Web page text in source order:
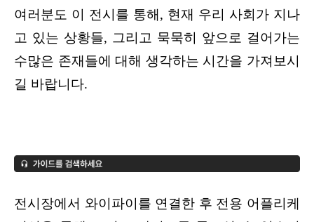
여러분도 이 전시를 통해, 현재 우리 사회가 지나
고 있는 상황들, 그리고 묵묵히 앞으로 걸어가는
수많은 존재들에 대해 생각하는 시간을 가져보시
길 바랍니다.
전시장에서 와이파이를 연결한 후 전용 어플리케